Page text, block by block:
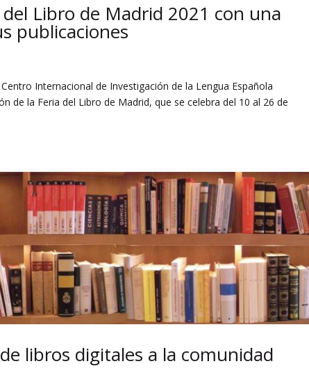
Libro de Madrid 2021 con una
publicaciones
Internacional de Investigación de la Lengua Española
de la Feria del Libro de Madrid, que se celebra del 10 al 26 de
libros digitales a la comunidad